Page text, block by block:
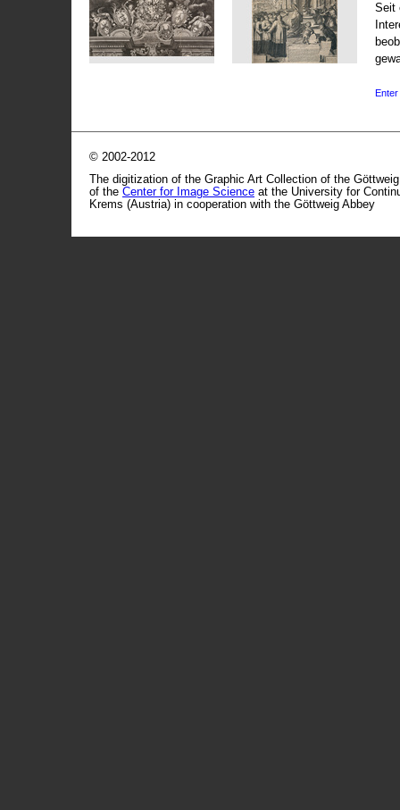
Seit
© 2002-2012
The digitization of the Graphic Art Collection of the
of the Center for Image Science at the University for
Krems (Austria) in cooperation with the Göttweig Abbey